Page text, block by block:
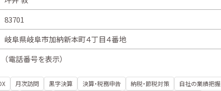
83701
岐阜県岐阜市加納新本町４丁目４番地
（電話番号を表示）
月次訪問 黒字決算 決算・税務申告 納税・節税対策 自社の業績把握